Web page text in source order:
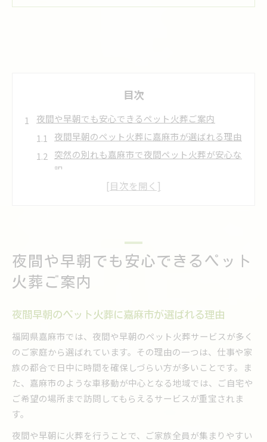
目次
夜間や早朝でも安心できるペット火葬ご案内
夜間早朝のペット火葬に嘉麻市が選ばれる理由
突然の別れも嘉麻市で夜間ペット火葬が安心な
訳
嘉麻市で夜間・早朝ペット火葬を依頼する際の
嘉麻市で早朝ペット火葬を利用するメリット
嘉麻市で依頼できる夜間ペット火葬の流れ
夜間のペット火葬を嘉麻市で依頼する手順とは
嘉麻市で夜間ペット火葬を円滑に進めるポイン
夜間ペット火葬依頼時の流れと必要な準備を解
説
嘉麻市で夜間ペット火葬を利用する際の注意事
項
夜間や早朝でも安心できるペット
火葬ご案内
夜間早朝のペット火葬に嘉麻市が選ばれる理由
福岡県嘉麻市では、夜間や早朝のペット火葬サービスが多く
のご家庭から選ばれています。その理由の一つは、仕事や家
族の都合で日中に時間を確保しづらい方が多いことです。ま
た、嘉麻市のような車移動が中心となる地域では、ご自宅や
ご希望の場所まで訪問してもらえるサービスが重宝されま
す。
夜間や早朝に火葬を行うことで、ご家族全員が集まりやすい